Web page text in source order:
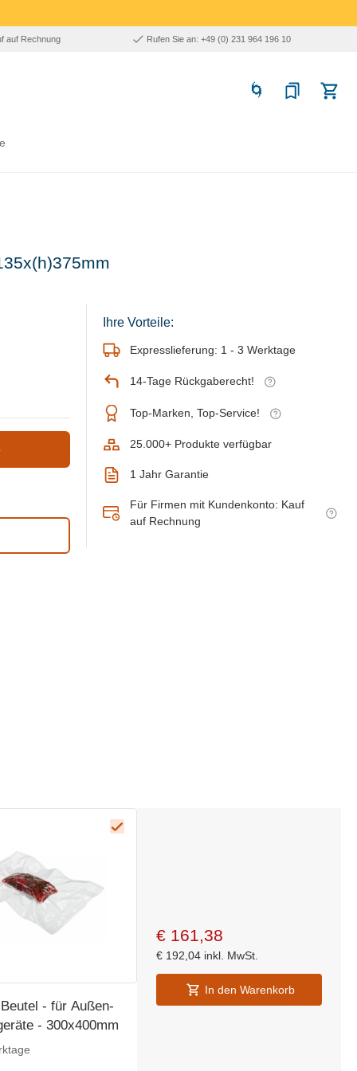
auf Rechnung Rufen Sie an: +49 (0) 231 964 196 10
Ihre Vorteile:
Expresslieferung: 1 - 3 Werktage
14-Tage Rückgaberecht!
Top-Marken, Top-Service!
25.000+ Produkte verfügbar
1 Jahr Garantie
Für Firmen mit Kundenkonto: Kauf
auf Rechnung
- für Außen-
- 300x400mm
€ 161,38
€ 192,04 inkl. MwSt.
In den Warenkorb